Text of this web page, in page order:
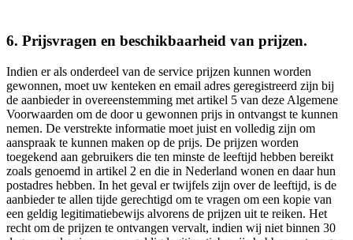
6. Prijsvragen en beschikbaarheid van prijzen.
Indien er als onderdeel van de service prijzen kunnen worden
gewonnen, moet uw kenteken en email adres geregistreerd zijn bij
de aanbieder in overeenstemming met artikel 5 van deze Algemene
Voorwaarden om de door u gewonnen prijs in ontvangst te kunnen
nemen. De verstrekte informatie moet juist en volledig zijn om
aanspraak te kunnen maken op de prijs. De prijzen worden
toegekend aan gebruikers die ten minste de leeftijd hebben bereikt
zoals genoemd in artikel 2 en die in Nederland wonen en daar hun
postadres hebben. In het geval er twijfels zijn over de leeftijd, is de
aanbieder te allen tijde gerechtigd om te vragen om een kopie van
een geldig legitimatiebewijs alvorens de prijzen uit te reiken. Het
recht om de prijzen te ontvangen vervalt, indien wij niet binnen 30